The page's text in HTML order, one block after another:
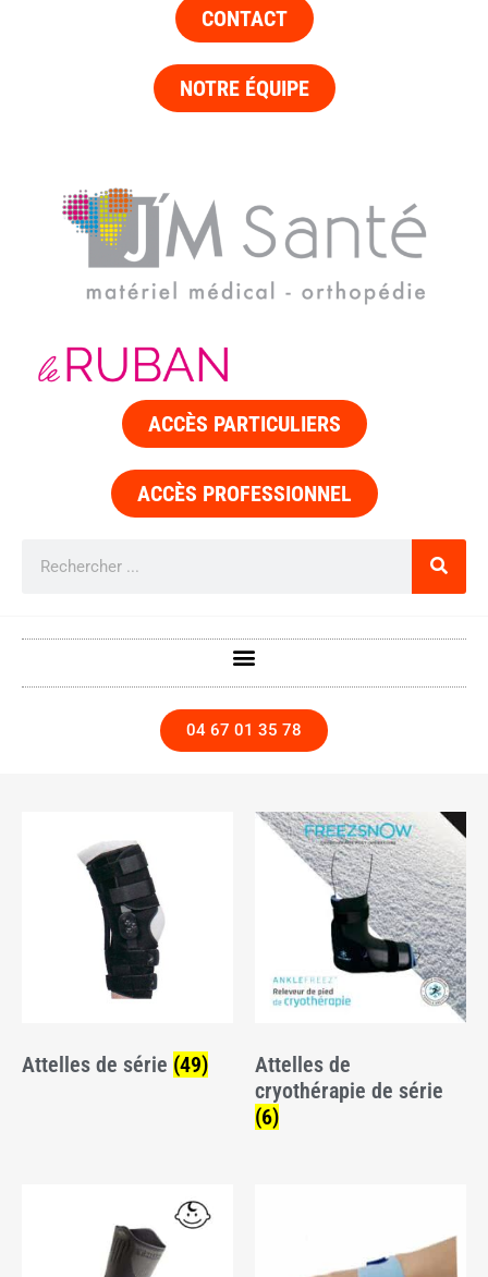
CONTACT
NOTRE ÉQUIPE
ACCÈS PARTICULIERS
ACCÈS PROFESSIONNEL
04 67 01 35 78
Attelles de série (49)
Attelles de
cryothérapie de série
(6)